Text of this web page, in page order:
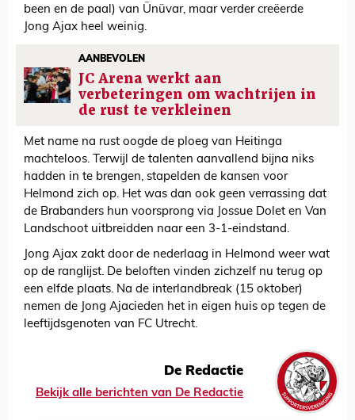
been en de paal) van Ünüvar, maar verder creëerde
Jong Ajax heel weinig.
AANBEVOLEN
JC Arena werkt aan
verbeteringen om wachtrijen in
de rust te verkleinen
Met name na rust oogde de ploeg van Heitinga
machteloos. Terwijl de talenten aanvallend bijna niks
hadden in te brengen, stapelden de kansen voor
Helmond zich op. Het was dan ook geen verrassing dat
de Brabanders hun voorsprong via Jossue Dolet en Van
Landschoot uitbreidden naar een 3-1-eindstand.
Jong Ajax zakt door de nederlaag in Helmond weer wat
op de ranglijst. De beloften vinden zichzelf nu terug op
een elfde plaats. Na de interlandbreak (15 oktober)
nemen de Jong Ajacieden het in eigen huis op tegen de
leeftijdsgenoten van FC Utrecht.
De Redactie
Bekijk alle berichten van De Redactie